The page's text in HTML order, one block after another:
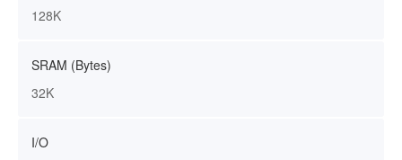
128K
SRAM (Bytes)
32K
I/O